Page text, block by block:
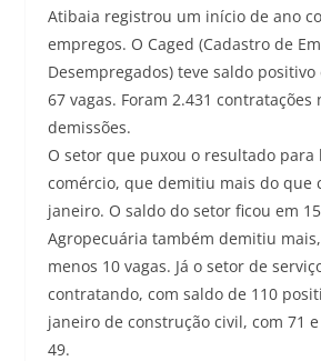
Atibaia registrou um início de ano
empregos. O Caged (Cadastro de
Desempregados) teve saldo
67 vagas. Foram 2.431 contratações
demissões.
O setor que puxou o resultado para
comércio, que demitiu mais do que
janeiro. O saldo do setor ficou em
Agropecuária também demitiu
menos 10 vagas. Já o setor de
contratando, com saldo de 110
janeiro de construção civil, com 71
49.